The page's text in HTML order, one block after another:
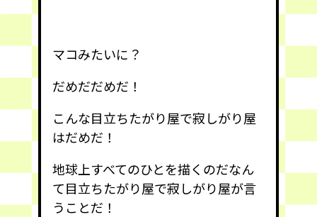
マコみたいに？
だめだだめだ！
こんな目立ちたがり屋で寂しがり屋
はだめだ！
地球上すべてのひとを描くのだなん
て目立ちたがり屋で寂しがり屋が言
うことだ！